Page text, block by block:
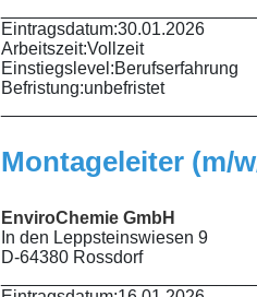
Eintragsdatum:30.01.2026
Arbeitszeit:Vollzeit
Einstiegslevel:Berufserfahrung
Befristung:unbefristet
Montageleiter (m/
EnviroChemie GmbH
In den Leppsteinswiesen 9
D-64380 Rossdorf